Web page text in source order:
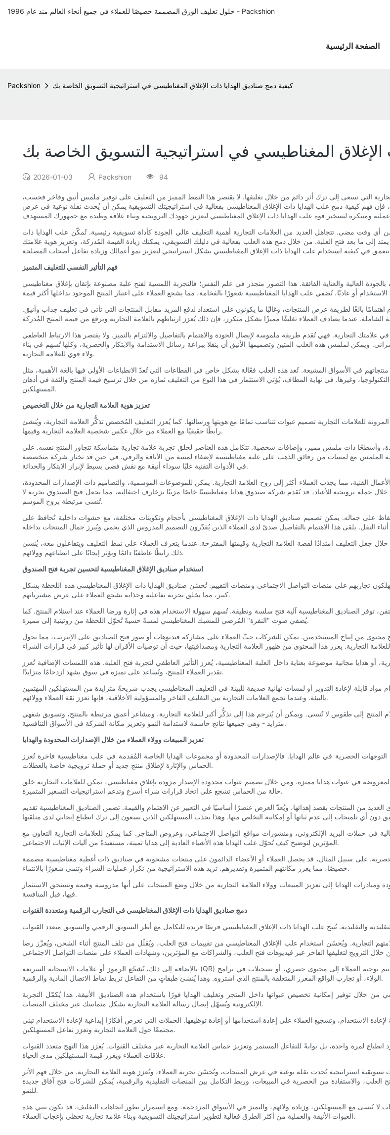
حلول تغليف الورق المصممة خصيصًا للعملاء في جميع أنحاء العالم منذ عام 1996 - Packshion
الصفحة الرئيسية
Packshion كيفية دمج صناديق الهدايا ذات الإغلاق المغناطيسي في استراتيجية التسويق الخاصة بك
الإغلاق المغناطيسي في استراتيجية التسويق الخاصة بك
2026-01-03 Packshion 94
التي تسعى إلى ترك أثر دائم من خلال تغليفها. لا يقتصر هذا النمط المميز من التغليف على توفير ملمس أنيق وفاخر فحسب،
كيفية دمج علب الهدايا ذات الإغلاق المغناطيسي بفعالية في استراتيجيتك التسويقية يمكن أن يُحدث نقلة نوعية في عرض
أي وقت مضى. تتجاهل العديد من العلامات التجارية أهمية التغليف عالي الجودة كأداة تسويقية رئيسية. تُمكّن علب الهدايا ذات
إلى ما بعد فتح العلبة. من خلال دمج هذه العلب بفعالية في دليلك التسويقي، يمكنك زيادة القيمة المُدركة، وتعزيز هوية علامتك
فهم التأثير النفسي للتغليف المتميز
العالية والعناية الفائقة. هذا التصور متجذر في علم النفس؛ فالتجربة اللمسية لفتح علبة مصنوعة بإتقان بإغلاق مغناطيسي
اهتمامًا بالغًا لطريقة عرض المنتجات، وغالبًا ما يكونون على استعداد لدفع المزيد مقابل المنتجات التي تأتي في تغليف جذاب وأنيق.
التجارية. فهي تُقدم طريقة ملموسة لإيصال الجودة والاهتمام بالتفاصيل والالتزام بالتميز. ولا يقتصر هذا الارتباط العاطفي
ويمكن لملمس هذه العلب المتين وتصميمها الأنيق أن ينقلا ببراعة رسائل الاستدامة والابتكار والحصرية، وكلها تُسهم في بناء
ولاء قوي للعلامة التجارية.
في الأسواق المشبعة. تُعد هذه العلب فعّالة بشكل خاص في القطاعات التي تُعدّ الانطباعات الأولى فيها بالغة الأهمية، مثل
وغيرها. في نهاية المطاف، يُؤتي الاستثمار في هذا النوع من التغليف ثماره من خلال ترسيخ قيمة المنتج والثقة في أذهان
المستهلكين.
تعزيز هوية العلامة التجارية من خلال التخصيص
للعلامات التجارية تصميم عبوات تتناسب تمامًا مع هويتها ورسالتها. كما يُعزز التغليف المُخصص تذكُّر العلامة التجارية، ويُنشئ
رابطًا حقيقيًا مع العملاء من خلال عكس شخصية العلامة التجارية وقيمها.
وأسطحًا ذات ملمس مميز، وإضافات شخصية. تتكامل هذه العناصر لخلق تجربة علامة تجارية متماسكة تتجاوز المنتج نفسه. على
الملمس مع لمسات من رقائق الذهب على علبة مغناطيسية لإضفاء لمسة من الأناقة والرقي. في حين قد تختار شركة متخصصة
في الأدوات التقنية علبًا سوداء أنيقة مع نقش فضي بسيط لإبراز الابتكار والحداثة.
الفنية، مما يجذب العملاء أكثر إلى روح العلامة التجارية. يمكن للموضوعات الموسمية، والتصاميم ذات الإصدارات المحدودة،
حملة ترويجية للأعياد، قد تُقدم شركة صندوق هدايا مغناطيسيًا خاصًا مزينًا بزخارف احتفالية، مما يجعل فتح الصندوق تجربة لا
تُنسى مرتبطة بروح الموسم.
على جماله. يمكن تصميم صناديق الهدايا ذات الإغلاق المغناطيسي بأحجام وتكوينات مختلفة، مع حشوات داخلية تُحافظ على
جعل التغليف امتدادًا لقصة العلامة التجارية وقيمتها المقترحة. عندما يتعرف العملاء على نمط التغليف ويتفاعلون معه، يُنشئ
ذلك رابطًا عاطفيًا دائمًا ويؤثر إيجابًا على انطباعهم وولائهم.
استخدام صناديق الإغلاق المغناطيسية لتحسين تجربة فتح الصندوق
على منصات التواصل الاجتماعي ومنصات التقييم. تُحسّن صناديق الهدايا ذات الإغلاق المغناطيسي هذه اللحظة بشكل
كبير، مما يخلق تجربة تفاعلية وجذابة تشجع العملاء على عرض مشترياتهم.
توفر الصناديق المغناطيسية آلية فتح سلسة ونظيفة. تُسهم سهولة الاستخدام هذه في إثارة ورضا العملاء عند استلام المنتج. كما
يُضفي صوت "النقرة" المُرضي للمشبك المغناطيسي لمسةً حسيةً تُحوّل اللحظة من روتينية إلى مميزة.
محتوى من إنتاج المستخدمين. يمكن للشركات حثّ العملاء على مشاركة فيديوهات أو صور فتح الصناديق على الإنترنت، مما يحول
هدايا مجانية موضوعة بعناية داخل العلبة المغناطيسية، يُعزز التأثير العاطفي لتجربة فتح العلبة. هذه اللمسات الإضافية تُعزز
تقدير العملاء للمنتج، وتُساعد على تميزه في سوق يشهد ازدحامًا متزايدًا.
قابلة لإعادة التدوير أو لمسات نهائية صديقة للبيئة في التغليف المغناطيسي يجذب شريحةً متزايدة من المستهلكين المهتمين
بالبيئة. وعندما تجمع العلامات التجارية بين التغليف الفاخر والمسؤولية الأخلاقية، فإنها تعزز ثقة العملاء وولائهم.
إلى طقوس لا تُنسى. ويمكن أن يُترجم هذا إلى تذكُّر أكبر للعلامة التجارية، ومشاعر أعمق مرتبطة بالمنتج، وتسويق شفهي
متزايد - وهي جميعها نتائج حاسمة لاستدامة النمو وتعزيز مكانة الشركة في الأسواق التنافسية.
تعزيز المبيعات وولاء العملاء من خلال الإصدارات المحدودة والهدايا
الحصرية في عالم الهدايا. فالإصدارات المحدودة أو مجموعات الهدايا الخاصة المُقدمة في علب مغناطيسية فاخرة تُعزز
الحماس والإثارة لإطلاق منتج جديد أو حملة ترويجية خاصة بالعطلات.
المعروضة في عبوات هدايا مميزة. ومن خلال تصميم عبوات محدودة الإصدار مزودة بإغلاق مغناطيسي، يمكن للعلامات التجارية خلق
حالة من الحماس تشجع على اتخاذ قرارات شراء أسرع وتدعم استراتيجيات التسعير المتميزة.
العديد من المنتجات بقصد إهدائها، ويُعدّ العرض عنصرًا أساسيًا في التعبير عن الاهتمام والقيمة. تضمن الصناديق المغناطيسية تقديم
حملات البريد الإلكتروني، ومنشورات مواقع التواصل الاجتماعي، وعروض المتاجر. كما يمكن للعلامات التجارية التعاون مع
المؤثرين لتوضيح كيف تُحوّل علب الهدايا هذه الأشياء العادية إلى هدايا ثمينة، مستفيدةً من آليات الإثبات الاجتماعي.
حصرية. على سبيل المثال، قد يحصل العملاء أو الأعضاء الدائمون على منتجات مشحونة في صناديق ذات أغطية مغناطيسية مصممة
خصيصًا، مما يعزز مكانتهم المتميزة وتقديرهم. تزيد هذه الاستراتيجية من تكرار عمليات الشراء وتنمي شعورًا بالانتماء.
الهدايا إلى تعزيز المبيعات وولاء العلامة التجارية من خلال وضع المنتجات على أنها مدروسة وقيمة وتستحق الاستثمار
فيها، قبل المنافسة.
دمج صناديق الهدايا ذات الإغلاق المغناطيسي في التجارب الرقمية ومتعددة القنوات
التجارية. ويُحسّن استخدام علب الإغلاق المغناطيسي من تقييمات فتح العلب، ويُقلّل من تلف المنتج أثناء الشحن، ويُعزّز رضا
بالإضافة إلى ذلك، تُشجّع الرموز أو علامات الاستجابة السريعة (QR) المطبوعة بشكلٍ سري داخل علب الهدايا المغناطيسية التفاعلَ عبر القنوات المختلفة. قد يتم توجيه العملاء إلى محتوى حصري، أو تسجيلات في برامج
الولاء، أو تجارب الواقع المعزز المتعلقة بالمنتج الذي اشتروه. وهذا يُنشئ طبقاتٍ من التفاعل تربط نقاط الاتصال المادية والرقمية.
من خلال توفير إمكانية تخصيص عبواتها داخل المتجر وتغليف الهدايا فورًا باستخدام هذه الصناديق الأنيقة. هذا يُكمّل التجربة
الإلكترونية ويُسهّل إيصال رسالة العلامة التجارية بشكل متماسك عبر مختلف المنصات.
الاستخدام، وتشجيع العملاء على إعادة استخدامها أو إعادة توظيفها. الحملات التي تعرض أفكارًا إبداعية لإعادة الاستخدام تبني
مجتمعًا حول العلامة التجارية وتعزز تفاعل المستهلكين.
لمرة واحدة، بل بوابةً للتفاعل المستمر وتعزيز حماس العلامة التجارية عبر مختلف القنوات. يُعزز هذا النهج متعدد القنوات
علاقات العملاء ويعزز قيمة المستهلكين مدى الحياة.
استراتيجية تُحدث نقلة نوعية في عرض المنتجات، وتُحسّن تجربة العملاء، وتُعزز هوية العلامة التجارية. من خلال فهم الأثر
والاستفادة من الحصرية في المبيعات، وربط التكامل بين المنصات التقليدية والرقمية، يُمكن للشركات فتح آفاق جديدة
للنمو.
لا تُنسى مع المستهلكين، وزيادة ولائهم، والتميز في الأسواق المزدحمة. ومع استمرار تطور اتجاهات التغليف، قد يكون تبني هذه
العبوات الأنيقة والعملية من أكثر الطرق فعالية لتطوير استراتيجيتك التسويقية وبناء علامة تجارية تحظى بإعجاب العملاء.